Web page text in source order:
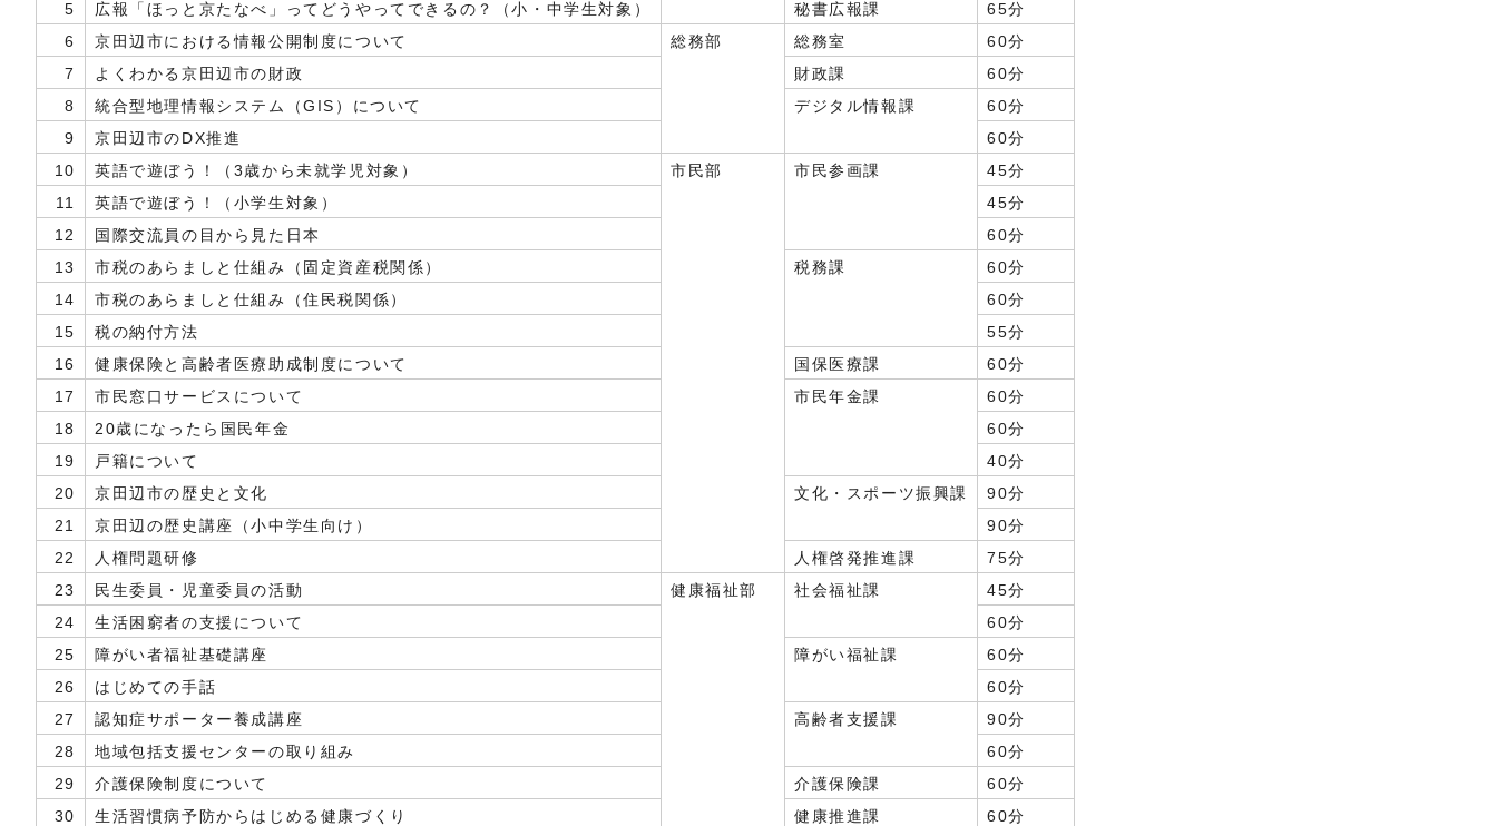
5
広報「ほっと京たなべ」ってどうやってできるの？（小・中学生対象） 秘書広報課
65分
6
京田辺市における情報公開制度について 総務部 総務室
60分
7
よくわかる京田辺市の財政 財政課
60分
8
統合型地理情報システム（GIS）について デジタル情報課
60分
9
京田辺市のDX推進
60分
10
英語で遊ぼう！（3歳から未就学児対象） 市民部 市民参画課
45分
11
英語で遊ぼう！（小学生対象）
45分
12
国際交流員の目から見た日本
60分
13
市税のあらましと仕組み（固定資産税関係） 税務課
60分
14
市税のあらましと仕組み（住民税関係）
60分
15
税の納付方法
55分
16
健康保険と高齢者医療助成制度について 国保医療課
60分
17
市民窓口サービスについて 市民年金課
60分
18
20歳になったら国民年金
60分
19
戸籍について
40分
20
京田辺市の歴史と文化 文化・スポーツ振興課
90分
21
京田辺の歴史講座（小中学生向け）
90分
22
人権問題研修 人権啓発推進課
75分
23
民生委員・児童委員の活動 健康福祉部 社会福祉課
45分
24
生活困窮者の支援について
60分
25
障がい者福祉基礎講座 障がい福祉課
60分
26
はじめての手話
60分
27
認知症サポーター養成講座 高齢者支援課
90分
28
地域包括支援センターの取り組み
60分
29
介護保険制度について 介護保険課
60分
30
生活習慣病予防からはじめる健康づくり 健康推進課
60分